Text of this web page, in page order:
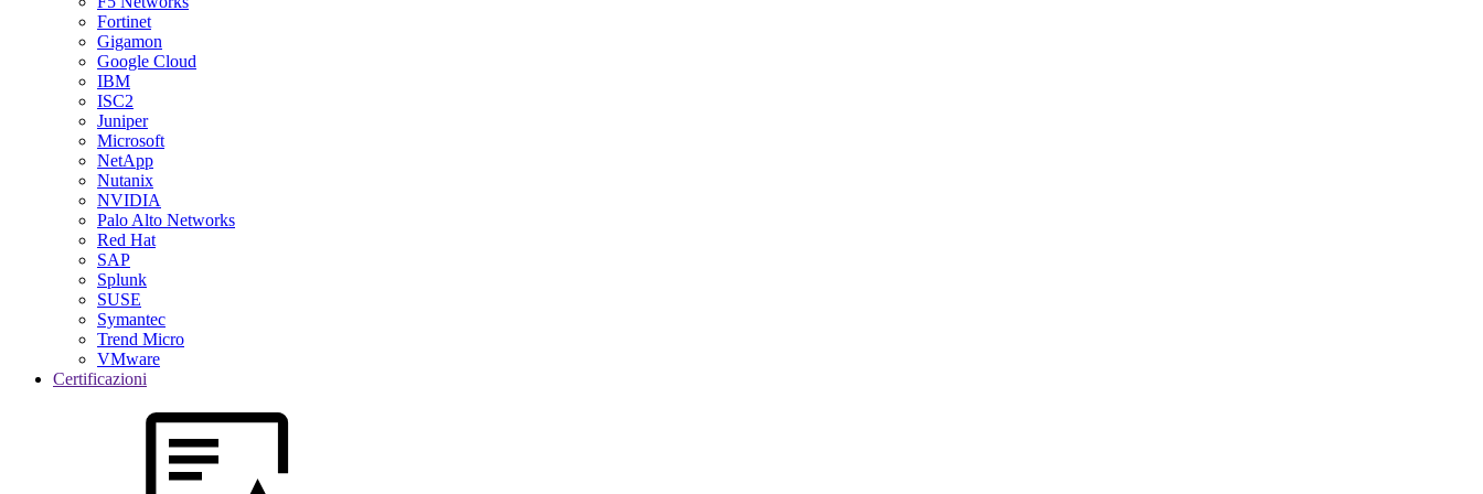
Fortinet
Gigamon
Google Cloud
IBM
ISC2
Juniper
Microsoft
NetApp
Nutanix
NVIDIA
Palo Alto Networks
Red Hat
SAP
Splunk
SUSE
Symantec
Trend Micro
VMware
Certificazioni